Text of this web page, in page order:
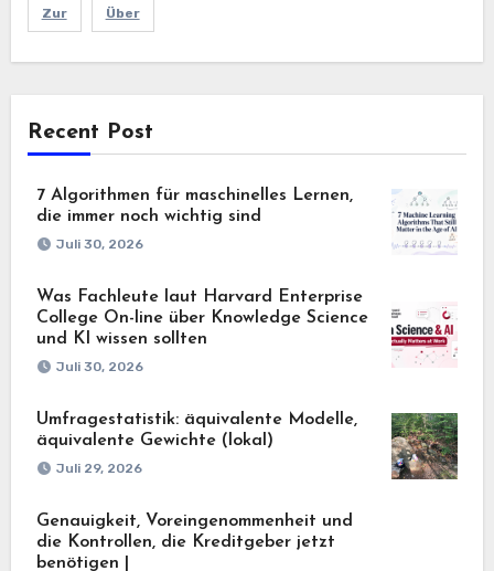
Zur Über
Recent Post
7 Algorithmen für maschinelles Lernen,
die immer noch wichtig sind
Juli 30, 2026
Was Fachleute laut Harvard Enterprise
College On-line über Knowledge Science
und KI wissen sollten
Juli 30, 2026
Umfragestatistik: äquivalente Modelle,
äquivalente Gewichte (lokal)
Juli 29, 2026
Genauigkeit, Voreingenommenheit und
die Kontrollen, die Kreditgeber jetzt
benötigen |